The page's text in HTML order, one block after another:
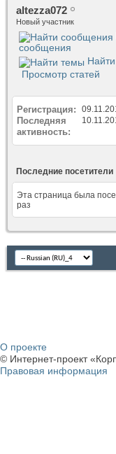
altezza072
Новый участник
сообщения
Просмотр статей
Регистрация
Последняя
активность
Последние посетители
Эта страница была
раз
О проекте
© Интернет-проект
Правовая информация